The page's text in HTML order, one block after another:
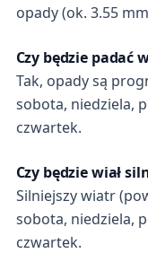
opady (ok. 3.55
Czy będzie padać
Tak, opady są
sobota, niedziela,
czwartek.
Czy będzie wiał
Silniejszy wiatr
sobota, niedziela,
czwartek.